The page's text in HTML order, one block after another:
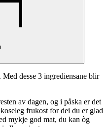
desse 3 ingrediensane blir
av dagen, og i påska er det
frukost for dei du er glad
mykje god mat, du kan òg